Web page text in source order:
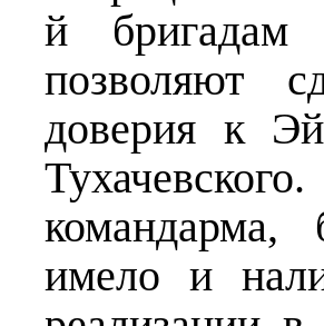
й бригадам
позволяют
доверия к
командарма,
имело и